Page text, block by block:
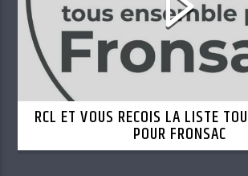
RCL ET VOUS RECOIS LA LISTE
POUR FRONSAC